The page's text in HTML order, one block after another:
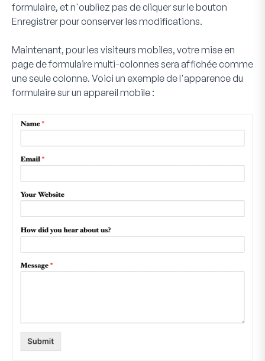
formulaire, et n'oubliez pas de cliquer sur le bouton
Enregistrerpour conserver les modifications.
Maintenant, pour les visiteurs mobiles, votre mise en
page de formulaire multi-colonnes sera affichée comme
une seule colonne. Voici un exemple de l'apparence du
formulaire sur un appareil mobile :